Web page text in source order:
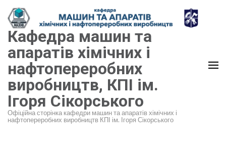
Перейти
до
вмісту
(натисніть
Enter)
Кафедра машин та
апаратів хімічних і
нафтопереробних
виробництв, КПІ ім.
Ігоря Сікорського
Офіційна сторінка кафедри машин та апаратів хімічних і
нафтопереробних виробництв КПІ ім. Ігоря Сікорського